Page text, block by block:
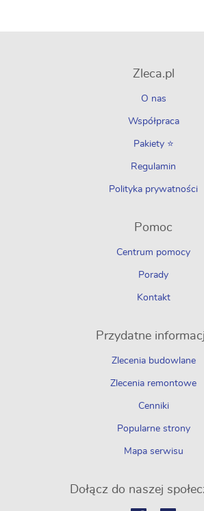
Zleca.pl
O nas
Współpraca
Pakiety ⭐
Regulamin
Polityka prywatności
Pomoc
Centrum pomocy
Porady
Kontakt
Przydatne
Zlecenia budowlane
Zlecenia remontowe
Cenniki
Popularne strony
Mapa serwisu
Dołącz do naszej